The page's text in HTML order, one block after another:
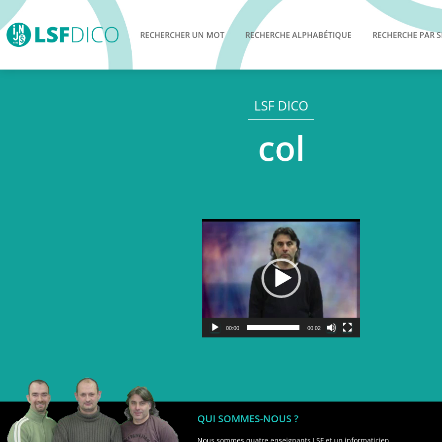
RECHERCHER UN MOT RECHERCHE ALPHABÉTIQUE RECHERCHE PAR
LSF DICO
col
Lecteur
vidéo
00:00 00:02
QUI SOMMES-NOUS ?